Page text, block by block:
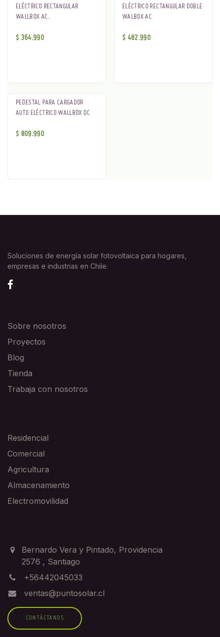
ELÉCTRICO RECTANGULAR
WALLBOX AC.
$ 364.990
ELÉCTRICO RECTANGULAR DOBLE
WALBOX AC
$ 482.990
PEDESTAL PARA CARGADOR
AUTO ELÉCTRICO WALLBOX DC
$ 809.990
Soluciones de energía solar fotovoltaica para hogares,
empresas e industrias en Chile.
Sobre nosotros
Proyectos
Blog
Tienda
Trabaja con nosotros
Residencial
Comercial
Agricultura
Almacenamiento
Electromovilidad
Bernardo Vera y Pintado, Providencia
2576 , Santiago
+56442045033
ventas@puntosolar.cl
CONTÁCTANOS